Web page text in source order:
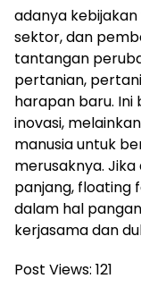
adanya
sektor, dan
tantangan
pertanian,
harapan baru. Ini
inovasi,
manusia untuk
merusaknya.
panjang, floating
dalam hal
kerjasama dan
Post Views: 121